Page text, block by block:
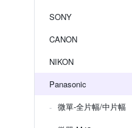
SONY
CANON
NIKON
Panasonic
微單-全片幅/中片幅